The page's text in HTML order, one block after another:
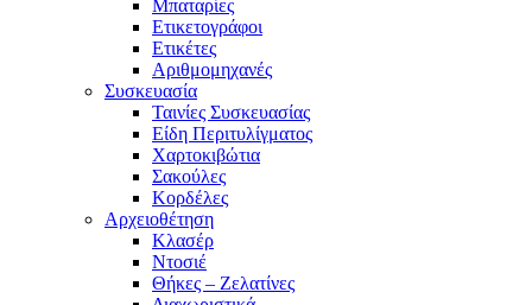
Μπαταρίες
Ετικετογράφοι
Ετικέτες
Αριθμομηχανές
Συσκευασία
Ταινίες Συσκευασίας
Είδη Περιτυλίγματος
Χαρτοκιβώτια
Σακούλες
Κορδέλες
Αρχειοθέτηση
Κλασέρ
Ντοσιέ
Θήκες – Ζελατίνες